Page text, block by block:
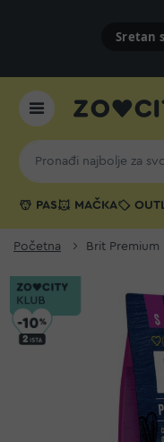
Sretan
PAS MAČKA
Početna Brit